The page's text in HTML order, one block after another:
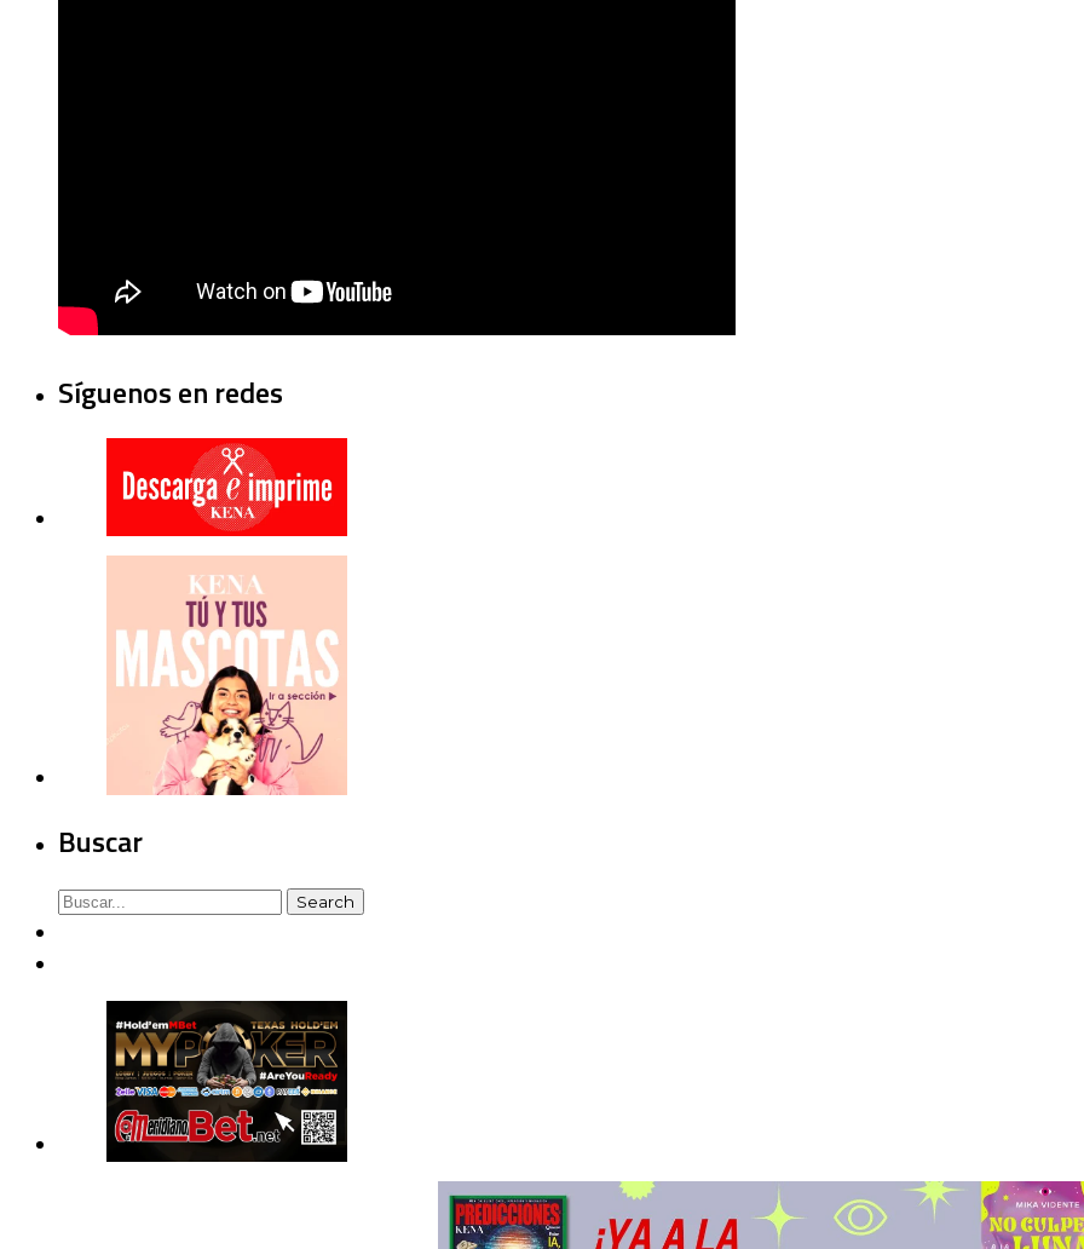
Síguenos en redes
Buscar